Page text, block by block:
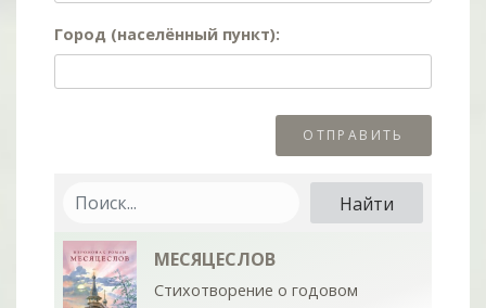
Город (населённый пункт):
МЕСЯЦЕСЛОВ
Стихотворение о годовом